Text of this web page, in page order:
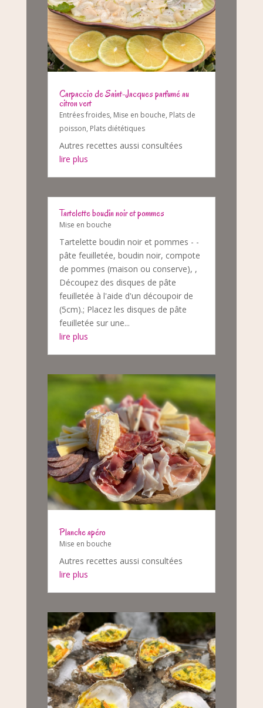
Carpaccio de Saint-Jacques parfumé au
citron vert
Entrées froides, Mise en bouche, Plats de
poisson, Plats diététiques
Autres recettes aussi consultées
lire plus
Tartelette boudin noir et pommes
Mise en bouche
Tartelette boudin noir et pommes - -
pâte feuilletée, boudin noir, compote
de pommes (maison ou conserve), ,
Découpez des disques de pâte
feuilletée à l'aide d'un découpoir de
(5cm).; Placez les disques de pâte
feuilletée sur une...
lire plus
Planche apéro
Mise en bouche
Autres recettes aussi consultées
lire plus